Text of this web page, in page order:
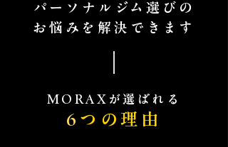
パーソナルジム選びの
​お悩みを解決できます
MORAXが選ばれる
​6 つの理由